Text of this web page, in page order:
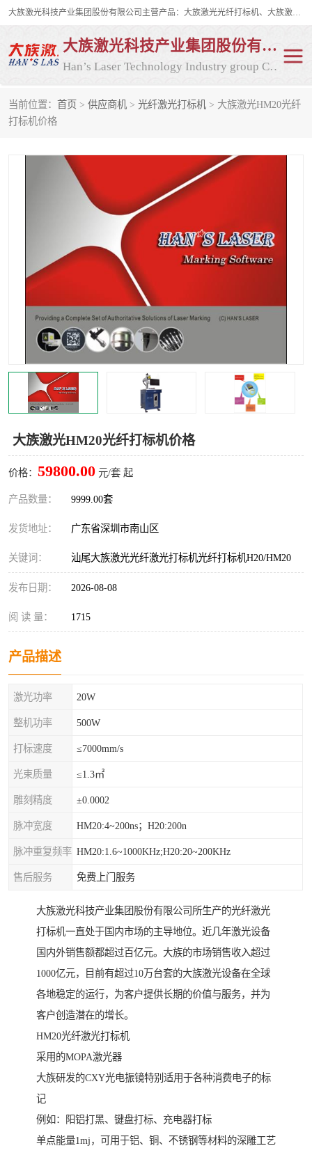
大族激光科技产业集团股份有限公司主营产品：大族激光光纤打标机、大族激光紫外打标机等，大族激光研发实力雄厚，公司拥有数百人的研发队伍，目前具有多项国际发明和国内、计算机软件着作权，多项核心技术处于国际成员之一水平，是世界上仅有的几家拥有"紫外激光"的公司之一。
大族激光科技产业集团股份有限公司
Han’s Laser Technology Industry group Co., Ltd
当前位置： 首页 > 供应商机 > 光纤激光打标机 > 大族激光HM20光纤
打标机价格
大族激光HM20光纤打标机价格
价格： 59800.00 元/套 起
产品数量： 9999.00套
发货地址： 广东省深圳市南山区
关键词： 汕尾大族激光光纤激光打标机光纤打标机H20/HM20
发布日期： 2026-08-08
阅 读 量： 1715
产品描述
激光功率 20W
整机功率 500W
打标速度 ≤7000mm/s
光束质量 ≤1.3㎡
雕刻精度 ±0.0002
脉冲宽度 HM20:4~200ns；H20:200n
脉冲重复频率 HM20:1.6~1000KHz;H20:20~200KHz
售后服务 免费上门服务
大族激光科技产业集团股份有限公司所生产的光纤激光
打标机一直处于国内市场的主导地位。近几年激光设备
国内外销售额都超过百亿元。大族的市场销售收入超过
1000亿元，目前有超过10万台套的大族激光设备在全球
各地稳定的运行，为客户提供长期的价值与服务，并为
客户创造潜在的增长。
HM20光纤激光打标机
采用的MOPA激光器
大族研发的CXY光电振镜特别适用于各种消费电子的标
记
例如：阳铝打黑、键盘打标、充电器打标
单点能量1mj，可用于铝、铜、不锈钢等材料的深雕工艺
激光打标机
光纤激光打标机 CO2打标机
CO2激光打标机 大族激光光纤打标机
大族激光紫外打标机
二氧化碳打标机